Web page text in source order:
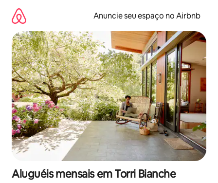
para
conteúdo
Anuncie seu espaço no Airbnb
Aluguéis mensais em Torri Bianche